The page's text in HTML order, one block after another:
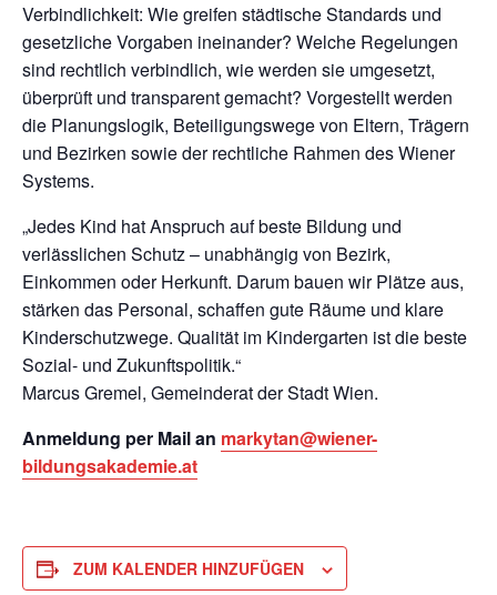
Verbindlichkeit: Wie greifen städtische Standards und
gesetzliche Vorgaben ineinander? Welche Regelungen
sind rechtlich verbindlich, wie werden sie umgesetzt,
überprüft und transparent gemacht? Vorgestellt werden
die Planungslogik, Beteiligungswege von Eltern, Trägern
und Bezirken sowie der rechtliche Rahmen des Wiener
Systems.
„Jedes Kind hat Anspruch auf beste Bildung und
verlässlichen Schutz – unabhängig von Bezirk,
Einkommen oder Herkunft. Darum bauen wir Plätze aus,
stärken das Personal, schaffen gute Räume und klare
Kinderschutzwege. Qualität im Kindergarten ist die beste
Sozial- und Zukunftspolitik.“
Marcus Gremel, Gemeinderat der Stadt Wien.
Anmeldung per Mail an markytan@wiener-
bildungsakademie.at
ZUM KALENDER HINZUFÜGEN